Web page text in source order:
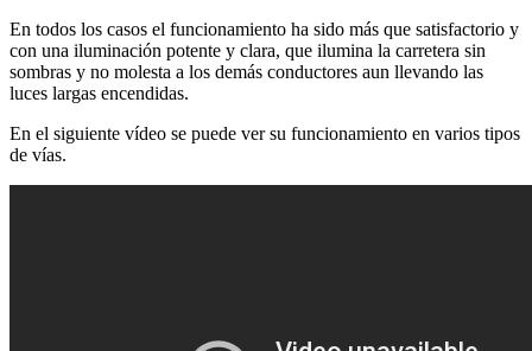
En todos los casos el funcionamiento ha sido más que satisfactorio y
con una iluminación potente y clara, que ilumina la carretera sin
sombras y no molesta a los demás conductores aun llevando las
luces largas encendidas.
En el siguiente vídeo se puede ver su funcionamiento en varios tipos
de vías.